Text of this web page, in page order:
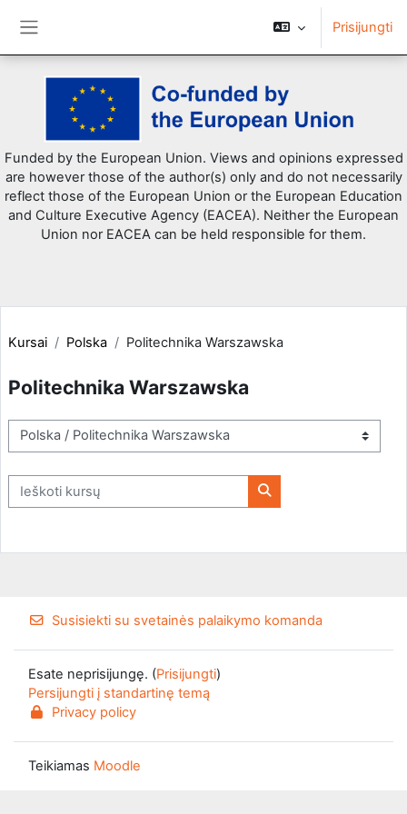
Pereiti į pagrindinį turinį
Funded by the European Union. Views and opinions expressed
are however those of the author(s) only and do not necessarily
reflect those of the European Union or the European Education
and Culture Executive Agency (EACEA). Neither the European
Union nor EACEA can be held responsible for them.
Prisijungti
Kursai Polska Politechnika Warszawska
Politechnika Warszawska
Kursų kategorijos
Ieškoti kursų
Ieškoti kursų
Susisiekti su svetainės palaikymo komanda
Esate neprisijungę. (Prisijungti)
Persijungti į standartinę temą
Privacy policy
Teikiamas Moodle